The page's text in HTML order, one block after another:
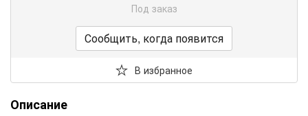
Под заказ
Сообщить, когда появится
В избранное
Описание